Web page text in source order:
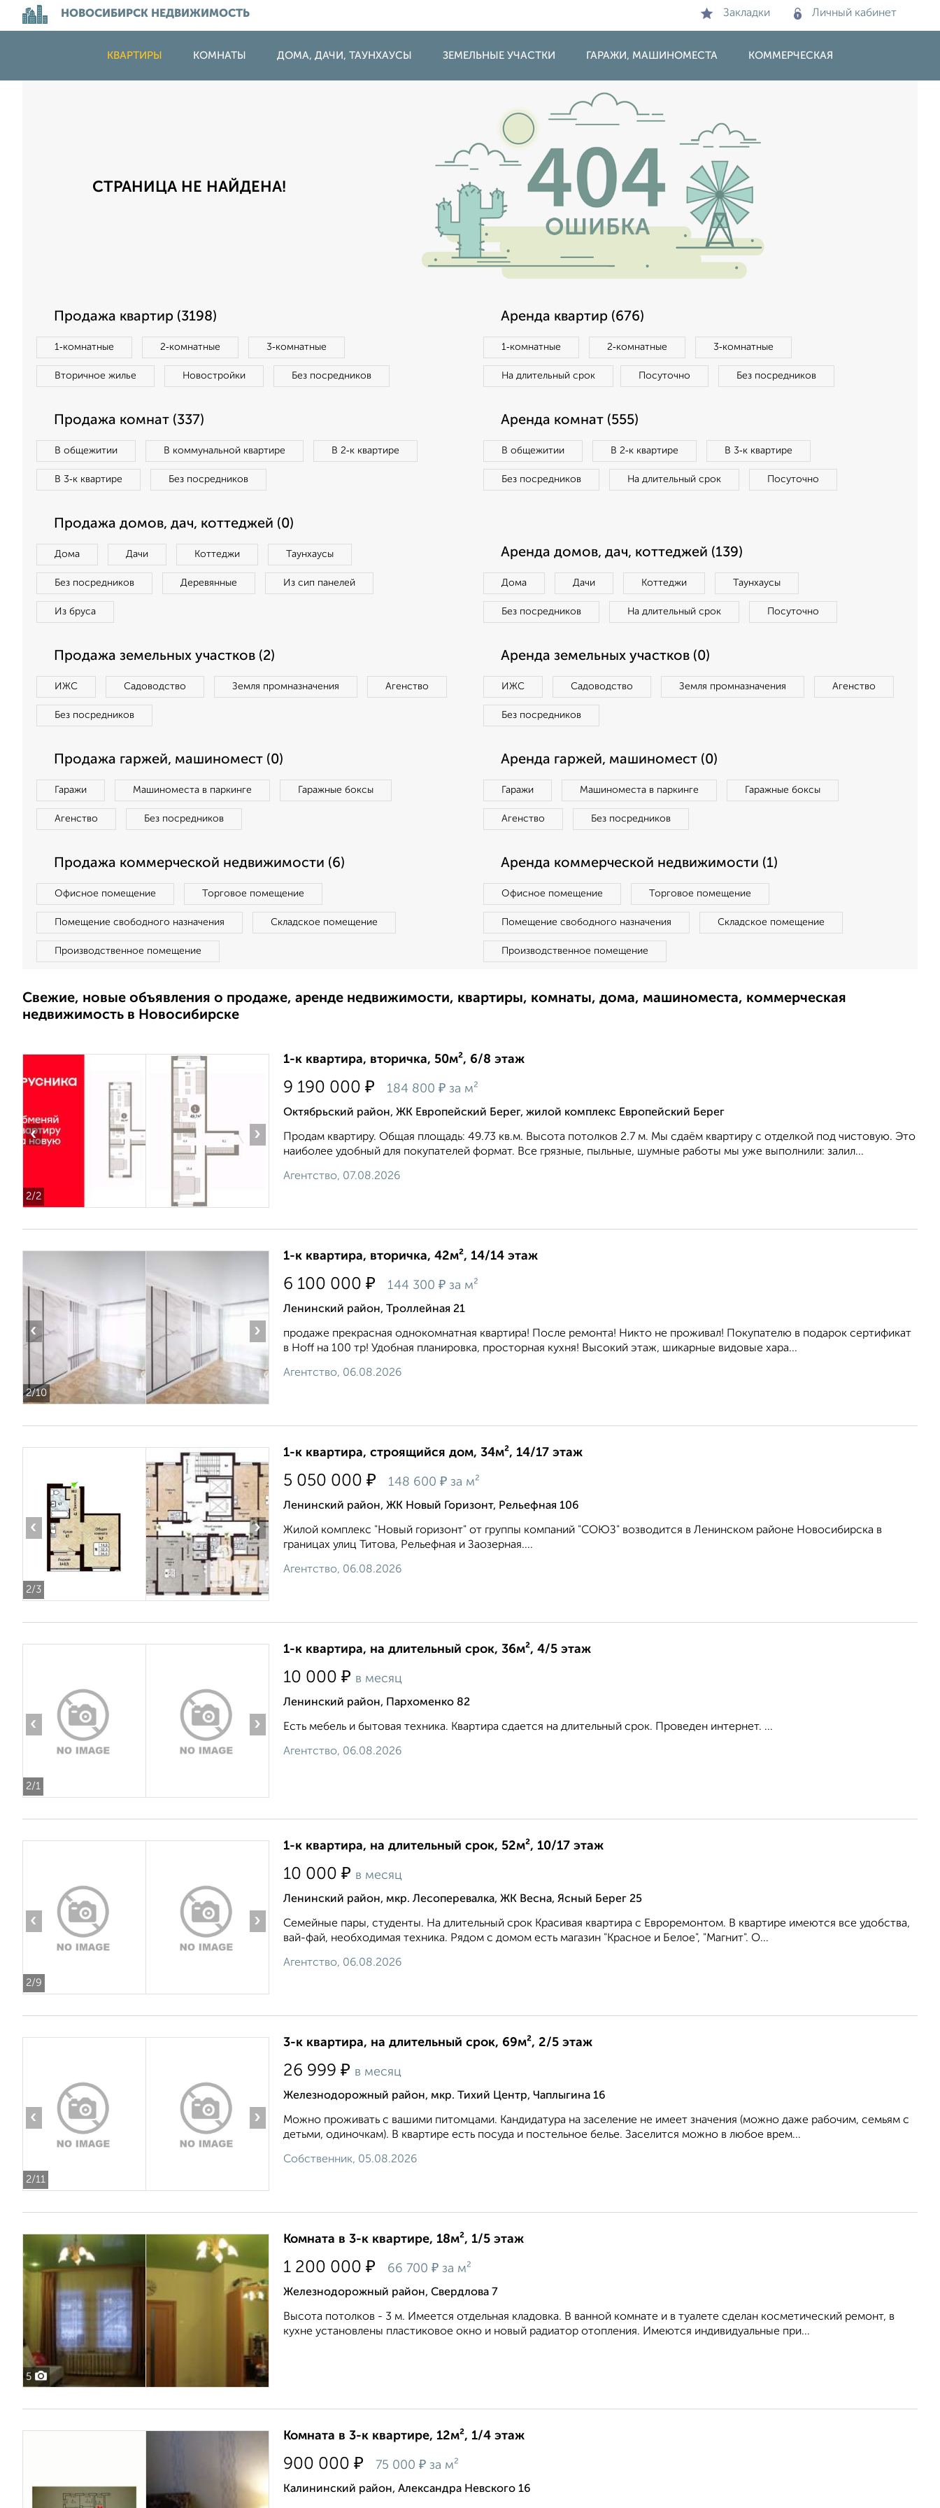
НОВОСИБИРСК НЕДВИЖИМОСТЬ Закладки Личный кабинет
КВАРТИРЫ КОМНАТЫ ДОМА, ДАЧИ, ТАУНХАУСЫ ЗЕМЕЛЬНЫЕ УЧАСТКИ ГАРАЖИ, МАШИНОМЕСТА КОММЕРЧЕСКАЯ
СТРАНИЦА НЕ НАЙДЕНА!
Продажа квартир (3198)
1‑комнатные 2‑комнатные 3‑комнатные
Вторичное жилье Новостройки Без посредников
Аренда квартир (676)
1‑комнатные 2‑комнатные 3‑комнатные
На длительный срок Посуточно Без посредников
Продажа комнат (337)
В общежитии В коммунальной квартире В 2‑к квартире
В 3‑к квартире Без посредников
Аренда комнат (555)
В общежитии В 2‑к квартире В 3‑к квартире
Без посредников На длительный срок Посуточно
Продажа домов, дач, коттеджей (0)
Дома Дачи Коттеджи Таунхаусы
Без посредников Деревянные Из сип панелей
Из бруса
Аренда домов, дач, коттеджей (139)
Дома Дачи Коттеджи Таунхаусы
Без посредников На длительный срок Посуточно
Продажа земельных участков (2)
ИЖС Садоводство Земля промназначения Агенство
Без посредников
Аренда земельных участков (0)
ИЖС Садоводство Земля промназначения Агенство
Без посредников
Продажа гаржей, машиномест (0)
Гаражи Машиноместа в паркинге Гаражные боксы
Агенство Без посредников
Аренда гаржей, машиномест (0)
Гаражи Машиноместа в паркинге Гаражные боксы
Агенство Без посредников
Продажа коммерческой недвижимости (6)
Офисное помещение Торговое помещение
Помещение свободного назначения Складское помещение
Производственное помещение
Аренда коммерческой недвижимости (1)
Офисное помещение Торговое помещение
Помещение свободного назначения Складское помещение
Производственное помещение
Свежие, новые объявления о продаже, аренде недвижимости, квартиры, комнаты, дома, машиноместа, коммерческая
недвижимость в Новосибирске
2/2
‹ ›
1-к квартира, вторичка, 50м², 6/8 этаж
9 190 000 ₽ 184 800 ₽ за м²
Октябрьский район, ЖК Европейский Берег, жилой комплекс Европейский Берег
Продам квартиру. Общая площадь: 49.73 кв.м. Высота потолков 2.7 м. Мы сдаём квартиру с отделкой под чистовую. Это
наиболее удобный для покупателей формат. Все грязные, пыльные, шумные работы мы уже выполнили: залил...
Агентство, 07.08.2026
2/10
‹ ›
1-к квартира, вторичка, 42м², 14/14 этаж
6 100 000 ₽ 144 300 ₽ за м²
Ленинский район, Троллейная 21
продаже прекрасная однокомнатная квартира! После ремонта! Никто не проживал! Покупателю в подарок сертификат
в Hoff на 100 тр! Удобная планировка, просторная кухня! Высокий этаж, шикарные видовые хара...
Агентство, 06.08.2026
2/3
‹ ›
1-к квартира, строящийся дом, 34м², 14/17 этаж
5 050 000 ₽ 148 600 ₽ за м²
Ленинский район, ЖК Новый Горизонт, Рельефная 106
Жилой комплекс "Новый горизонт" от группы компаний "СОЮЗ" возводится в Ленинском районе Новосибирска в
границах улиц Титова, Рельефная и Заозерная....
Агентство, 06.08.2026
2/1
‹ ›
1-к квартира, на длительный срок, 36м², 4/5 этаж
10 000 ₽ в месяц
Ленинский район, Пархоменко 82
Есть мебель и бытовая техника. Квартира сдается на длительный срок. Проведен интернет. ...
Агентство, 06.08.2026
2/9
‹ ›
1-к квартира, на длительный срок, 52м², 10/17 этаж
10 000 ₽ в месяц
Ленинский район, мкр. Лесоперевалка, ЖК Весна, Ясный Берег 25
Семейные пары, студенты. На длительный срок Красивая квартира с Евроремонтом. В квартире имеются все удобства,
вай-фай, необходимая техника. Рядом с домом есть магазин "Красное и Белое", "Магнит". О...
Агентство, 06.08.2026
2/11
‹ ›
3-к квартира, на длительный срок, 69м², 2/5 этаж
26 999 ₽ в месяц
Железнодорожный район, мкр. Тихий Центр, Чаплыгина 16
Можно проживать с вашими питомцами. Кандидатура на заселение не имеет значения (можно даже рабочим, семьям с
детьми, одиночкам). В квартире есть посуда и постельное белье. Заселится можно в любое врем...
Собственник, 05.08.2026
5
Комната в 3-к квартире, 18м², 1/5 этаж
1 200 000 ₽ 66 700 ₽ за м²
Железнодорожный район, Свердлова 7
Высота потолков - 3 м. Имеется отдельная кладовка. В ванной комнате и в туалете сделан косметический ремонт, в
кухне установлены пластиковое окно и новый радиатор отопления. Имеются индивидуальные при...
Комната в 3-к квартире, 12м², 1/4 этаж
900 000 ₽ 75 000 ₽ за м²
Калининский район, Александра Невского 16